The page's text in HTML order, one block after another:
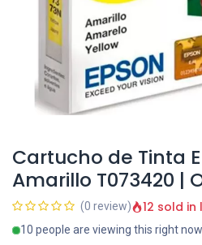
Cartucho de Tinta
Amarillo T073420 |
(0 review) 12 sold
10 people are viewing this right now